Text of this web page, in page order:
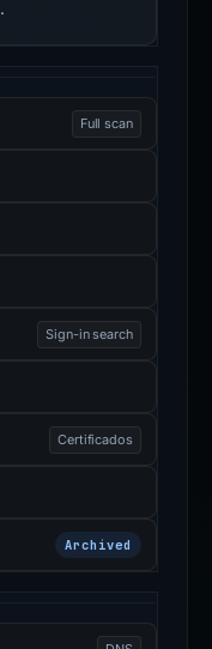
.
Full scan
Sign-in search
Certificados
Archived